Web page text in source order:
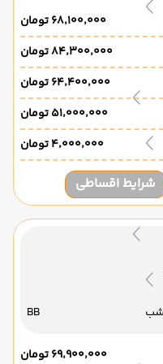
۶۸٬۱۰۰٬۰۰۰ تومان
۸۴٬۳۰۰٬۰۰۰ تومان
۶۴٬۴۰۰٬۰۰۰ تومان
۵۱٬۰۰۰٬۰۰۰ تومان
۴٬۰۰۰٬۰۰۰ تومان
شرایط اقساطی
BB
۶۹٬۹۰۰٬۰۰۰ تومان